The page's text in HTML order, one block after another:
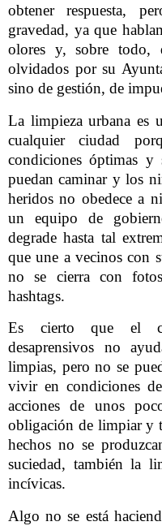
obtener respuesta,
gravedad, ya que
olores y, sobre todo,
olvidados por su
sino de gestión, de
La limpieza urbana es
cualquier ciudad
condiciones óptimas y
puedan caminar y los
heridos no obedece a
un equipo de
degrade hasta tal
que une a vecinos con
no se cierra con
hashtags.
Es cierto que el
desaprensivos no
limpias, pero no se
vivir en condiciones
acciones de unos
obligación de limpiar y
hechos no se
suciedad, también la
incívicas.
Algo no se está